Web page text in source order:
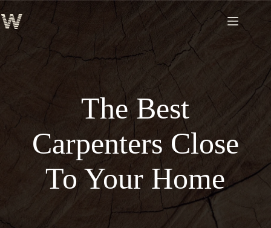
to
content
The Best
Carpenters Close
To Your Home